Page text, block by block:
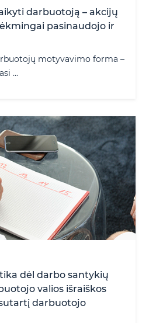
darbuotoją – akcijų
pasinaudojo ir
motyvavimo forma –
...
dėl darbo santykių
valios išraiškos
darbuotojo